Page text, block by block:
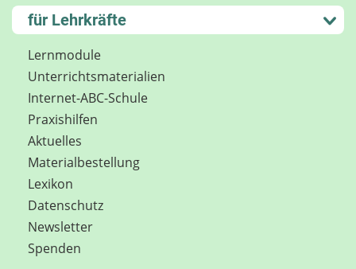
Kontakt
Impressum
Internet-ABC Sitemap
Barrierefreiheit
Länderprojekte
Lernen und Schule
Hobby und Freizeit
Spiel und Spaß
Mitreden und Mitmachen
Lexikon
Datenschutz
Newsletter
für Lehrkräfte
Lernmodule
Unterrichts­materialien
Internet-ABC-Schule
Praxishilfen
Aktuelles
Materialbestellung
Lexikon
Datenschutz
Newsletter
Spenden